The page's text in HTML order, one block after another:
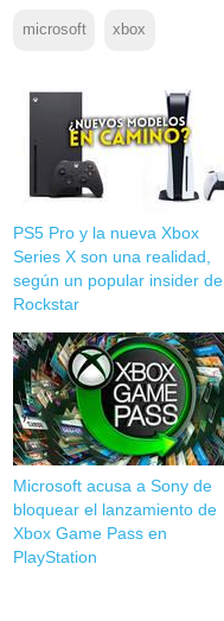
microsoft xbox
PS5 Pro y la nueva Xbox
Series X son una realidad,
según un popular insider de
Rockstar
Microsoft acusa a Sony de
bloquear el lanzamiento de
Xbox Game Pass en
PlayStation